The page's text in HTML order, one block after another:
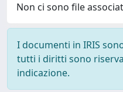
Non ci sono file
I documenti in IRIS
tutti i diritti sono
indicazione.